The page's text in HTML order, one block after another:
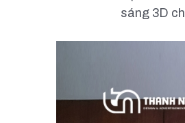
sáng 3D